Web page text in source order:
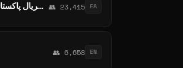
پشتیبانی سریال پاکستانی تو رویاهام دیدمتشور عشق ، ای دل ، مداوا ، میم های عاشقانه ، دل بی خیال بریانی ، تو زندگی منی 👥 23,415 FA
👥 6,658 EN